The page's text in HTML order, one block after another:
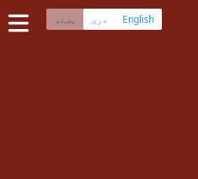
English دری پښتو